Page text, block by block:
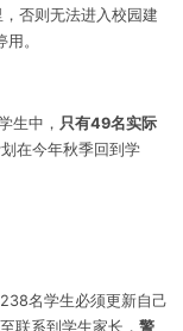
否则无法进入校园建
。
生中， 只有49名实际
在今年秋季回到学
名学生必须更新自己
联系到学生家长， 警